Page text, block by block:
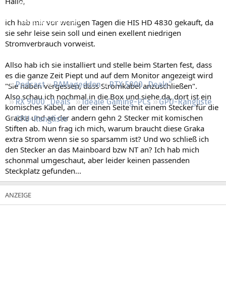
Neue Beiträge
Neueste Aktivitäten
Leserartikel
Podcast RAMageddon
RTX 5000 „Deals“
RX 9000 „Deals“
Ideale Gaming-PCs
GPU-Rangliste
CPU-Rangliste
ich hab mir vor wenigen Tagen die HIS HD 4830 gekauft, da
sie sehr leise sein soll und einen exellent niedrigen
Stromverbrauch vorweist.
Allso hab ich sie installiert und stelle beim Starten fest, dass
es die ganze Zeit Piept und auf dem Monitor angezeigt wird
"Sie haben vergessen, dass Stromkabel anzuschließen".
Also schau ich nochmal in die Box und siehe da, dort ist ein
komisches Kabel, an der einen Seite mit einem Stecker für die
Gracka und an der andern gehn 2 Stecker mit komischen
Stiften ab. Nun frag ich mich, warum braucht diese Graka
extra Strom wenn sie so sparsamm ist? Und wo schließ ich
den Stecker an das Mainboard bzw NT an? Ich hab mich
schonmal umgeschaut, aber leider keinen passenden
Steckplatz gefunden...